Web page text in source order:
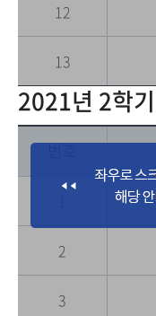
12
13
2021년 2학기
번호
2
3